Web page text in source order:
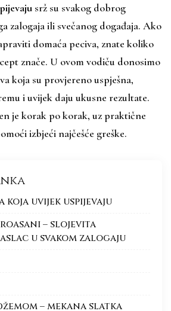
srž su svakog dobrog
zalogaja ili svečanog događaja. Ako
domaća peciva, znate koliko
znače. U ovom vodiču donosimo
koja su provjereno uspješna,
i uvijek daju ukusne rezultate.
je korak po korak, uz praktične
izbjeći najčešće greške.
koja uvijek uspijevaju
– slojevita
u svakom zalogaju
– mekana slatka